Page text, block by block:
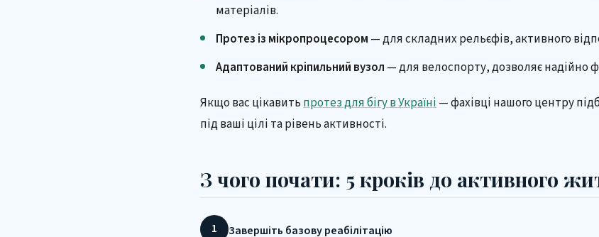
матеріалів.
Протез із мікропроцесором — для складних рельєфів, активного
Адаптований кріпильний вузол — для велоспорту, дозволяє надійно
Якщо вас цікавить протез для бігу в Україні — фахівці нашого центру
під ваші цілі та рівень активності.
З чого почати: 5 кроків до активного
1 Завершіть базову реабілітацію